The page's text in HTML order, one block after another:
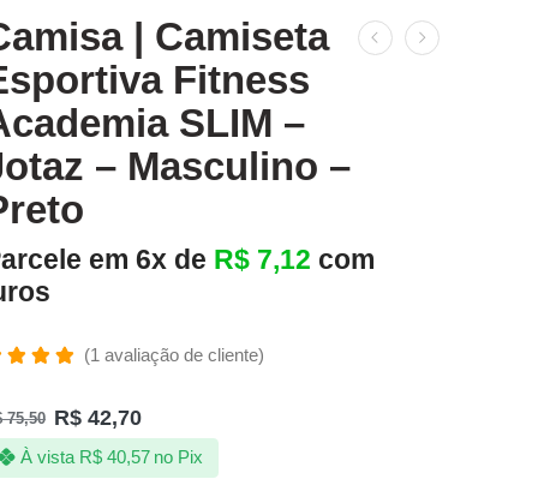
| Camiseta
Fitness
SLIM –
– Masculino –
em 6x de R$ 7,12 com
de 5,
(1avaliação de cliente)
75,50 R$ 42,70
À vista R$40,57 no Pix